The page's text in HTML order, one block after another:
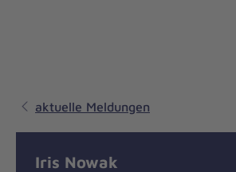
aktuelle Meldungen
Iris Nowak